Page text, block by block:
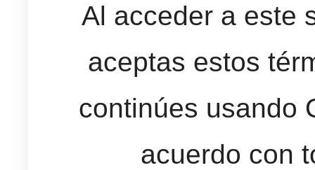
Al acceder a este
aceptas estos
continúes usando
acuerdo con